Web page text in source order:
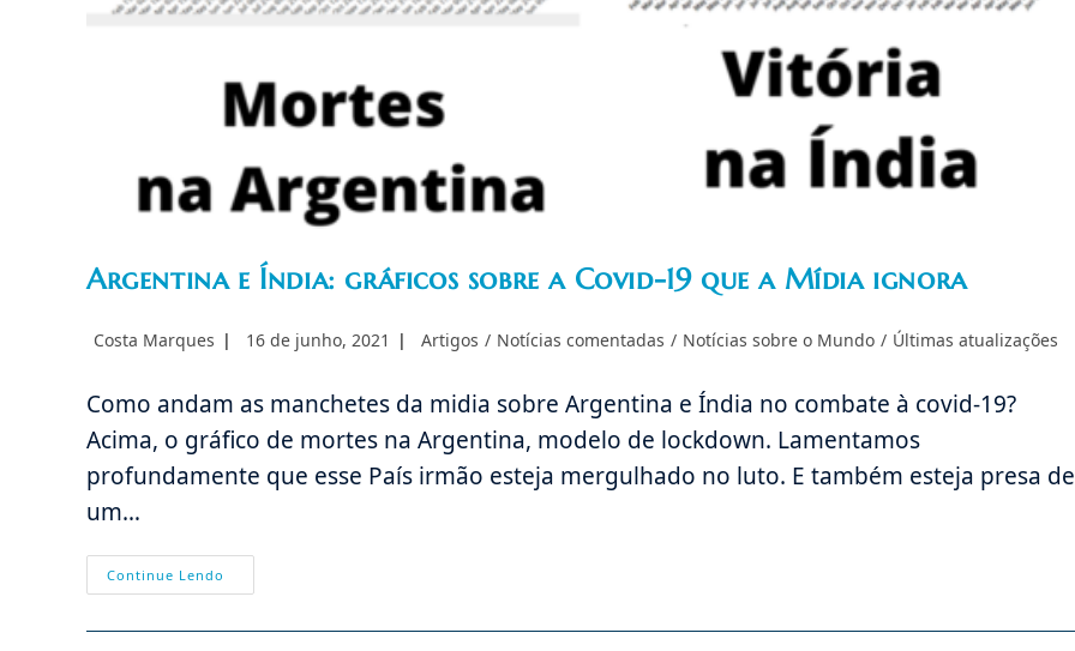
Argentina e Índia: gráficos sobre a Covid-19 que a Mídia ignora
Autor
Costa Marques
Post
16 de junho, 2021
Categoria
Artigos / Notícias comentadas / Notícias sobre o Mundo / Últimas atualizações
Como andam as manchetes da midia sobre Argentina e Índia no combate à covid-19?
Acima, o gráfico de mortes na Argentina, modelo de lockdown. Lamentamos
profundamente que esse País irmão esteja mergulhado no luto. E também esteja presa de
um…
Continue Lendo
E
Gráficos